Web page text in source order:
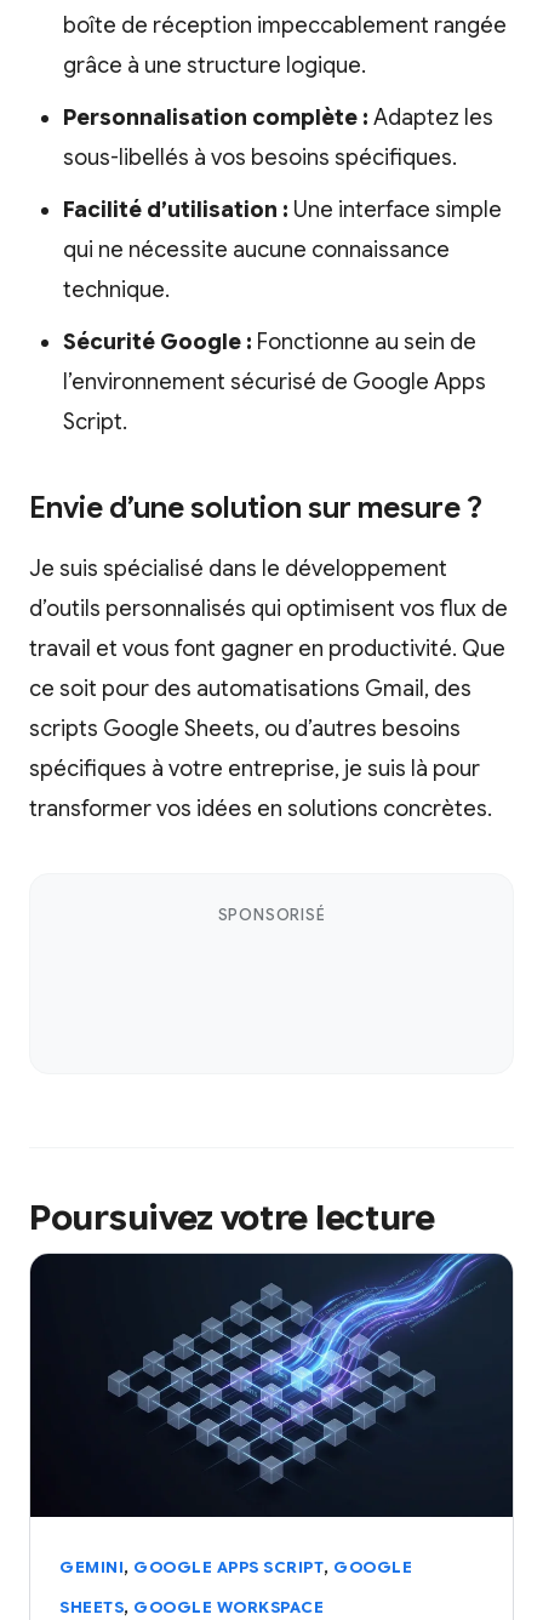
boîte de réception impeccablement rangée
grâce à une structure logique.
Personnalisation complète : Adaptez les
sous-libellés à vos besoins spécifiques.
Facilité d’utilisation : Une interface simple
qui ne nécessite aucune connaissance
technique.
Sécurité Google : Fonctionne au sein de
l’environnement sécurisé de Google Apps
Script.
Envie d’une solution sur mesure ?
Je suis spécialisé dans le développement
d’outils personnalisés qui optimisent vos flux de
travail et vous font gagner en productivité. Que
ce soit pour des automatisations Gmail, des
scripts Google Sheets, ou d’autres besoins
spécifiques à votre entreprise, je suis là pour
transformer vos idées en solutions concrètes.
SPONSORISÉ
Poursuivez votre lecture
GEMINI, GOOGLE APPS SCRIPT, GOOGLE
SHEETS, GOOGLE WORKSPACE